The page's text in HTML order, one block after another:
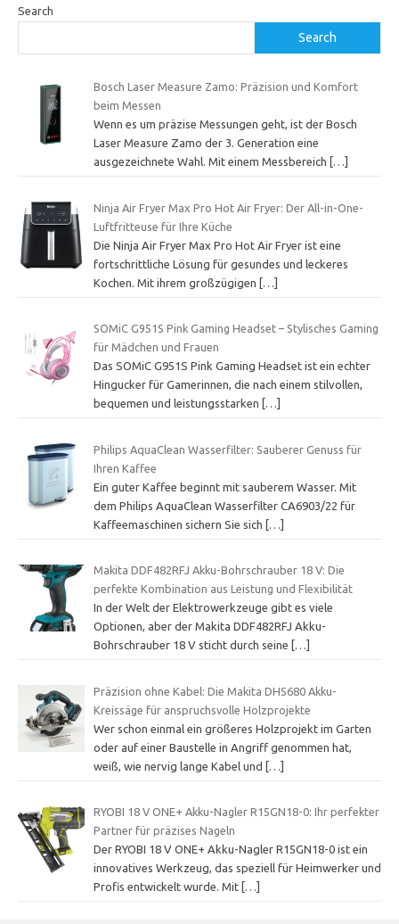
Search
Search
Bosch Laser Measure Zamo: Präzision und Komfort
beim Messen
Wenn es um präzise Messungen geht, ist der Bosch
Laser Measure Zamo der 3. Generation eine
ausgezeichnete Wahl. Mit einem Messbereich
[…]
Ninja Air Fryer Max Pro Hot Air Fryer: Der All-in-One-
Luftfritteuse für Ihre Küche
Die Ninja Air Fryer Max Pro Hot Air Fryer ist eine
fortschrittliche Lösung für gesundes und leckeres
Kochen. Mit ihrem großzügigen […]
SOMiC G951S Pink Gaming Headset – Stylisches Gaming
für Mädchen und Frauen
Das SOMiC G951S Pink Gaming Headset ist ein echter
Hingucker für Gamerinnen, die nach einem stilvollen,
bequemen und leistungsstarken
[…]
Philips AquaClean Wasserfilter: Sauberer Genuss für
Ihren Kaffee
Ein guter Kaffee beginnt mit sauberem Wasser. Mit
dem Philips AquaClean Wasserfilter CA6903/22 für
Kaffeemaschinen sichern Sie sich […]
Makita DDF482RFJ Akku-Bohrschrauber 18 V: Die
perfekte Kombination aus Leistung und Flexibilität
In der Welt der Elektrowerkzeuge gibt es viele
Optionen, aber der Makita DDF482RFJ Akku-
Bohrschrauber 18 V sticht durch seine
[…]
Präzision ohne Kabel: Die Makita DHS680 Akku-
Kreissäge für anspruchsvolle Holzprojekte
Wer schon einmal ein größeres Holzprojekt im Garten
oder auf einer Baustelle in Angriff genommen hat,
weiß, wie nervig lange Kabel und […]
RYOBI 18 V ONE+ Akku-Nagler R15GN18-0: Ihr perfekter
Partner für präzises Nageln
Der RYOBI 18 V ONE+ Akku-Nagler R15GN18-0 ist ein
innovatives Werkzeug, das speziell für Heimwerker und
Profis entwickelt wurde. Mit […]